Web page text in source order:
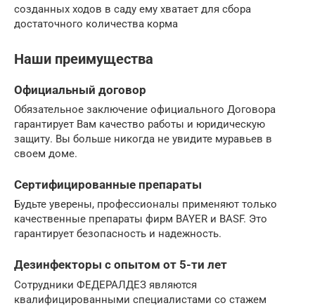
созданных ходов в саду ему хватает для сбора
достаточного количества корма
Наши преимущества
Официальный договор
Обязательное заключение официального Договора
гарантирует Вам качество работы и юридическую
защиту. Вы больше никогда не увидите муравьев в
своем доме.
Сертифицированные препараты
Будьте уверены, профессионалы применяют только
качественные препараты фирм BAYER и BASF. Это
гарантирует безопасность и надежность.
Дезинфекторы с опытом от 5-ти лет
Сотрудники ФЕДЕРАЛДЕЗ являются
квалифицированными специалистами со стажем